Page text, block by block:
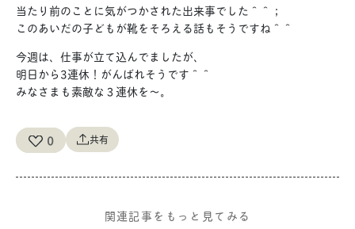
当たり前のことに気がつかされた出来事でした＾＾；
このあいだの子どもが靴をそろえる話もそうですね＾＾
今週は、仕事が立て込んでましたが、
明日から3連休！がんばれそうです＾＾
みなさまも素敵な３連休を〜。
0 共有
関連記事をもっと見てみる